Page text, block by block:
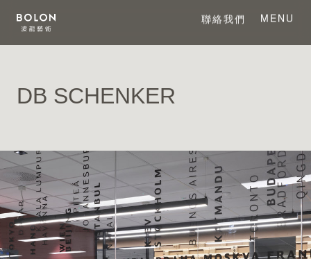
聯絡我們 MENU
系列產品
DB SCHENKER